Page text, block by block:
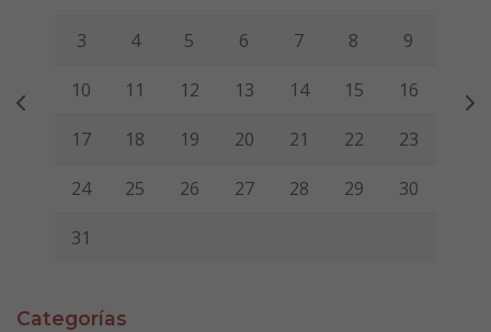
3 4 5 6 7 8 9
10 11 12 13 14 15 16
17 18 19 20 21 22 23
24 25 26 27 28 29 30
31
Categorías